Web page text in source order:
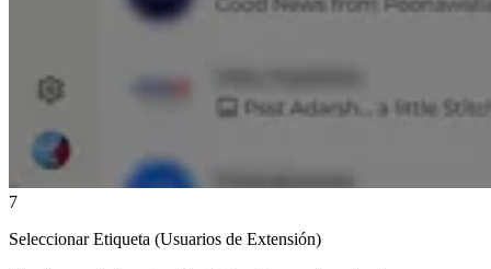
7
Seleccionar Etiqueta (Usuarios de Extensión)